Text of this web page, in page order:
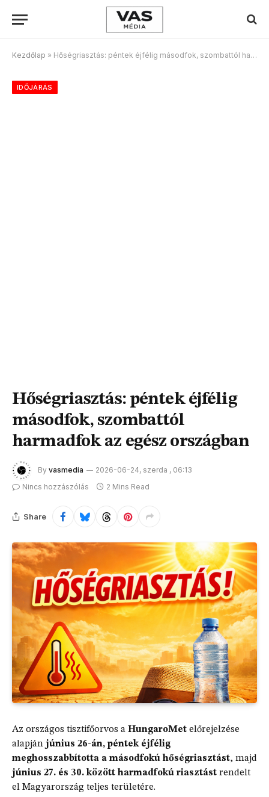
Kezdőlap » Hőségriasztás: péntek éjfélig másodfok, szombattól harmadfok az egész országban
IDŐJÁRÁS
Hőségriasztás: péntek éjfélig
másodfok, szombattól
harmadfok az egész országban
By vasmedia
2026-06-24, szerda , 06:13
Nincs hozzászólás
2 Mins Read
Share
Az országos tisztifőorvos a HungaroMet előrejelzése
alapján június 26-án, péntek éjfélig
meghosszabbította a másodfokú hőségriasztást, majd
június 27. és 30. között harmadfokú riasztást rendelt
el Magyarország teljes területére.